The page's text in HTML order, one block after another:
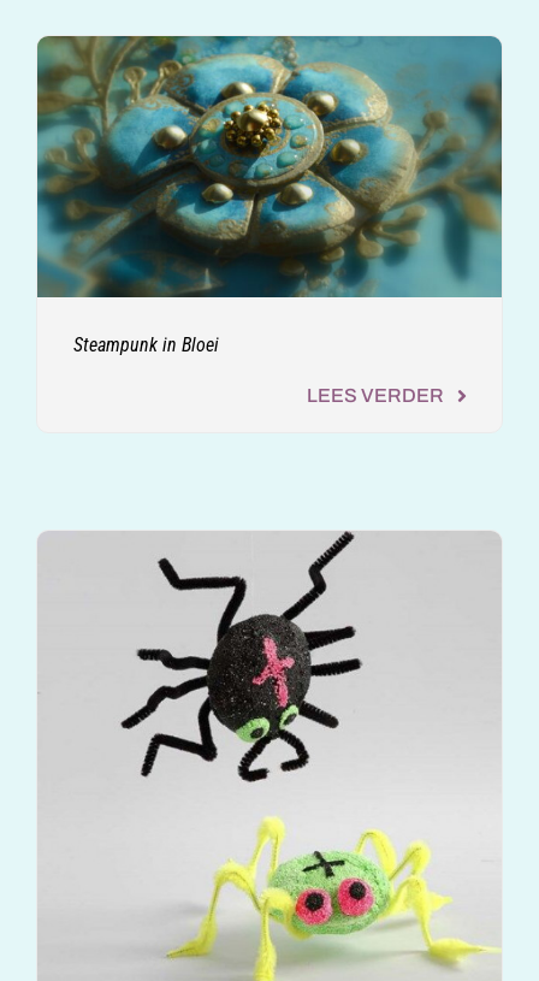
Steampunk in Bloei
LEES VERDER